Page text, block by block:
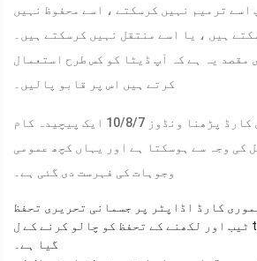
اسے ترمیم نہیں کرسکتے ، اسے محفوظ نہیں
ہیں ، یا اسے منتقل نہیں کرسکتے ہیں۔
مقصد یہ ہے کہ آپ ڈیٹا کو کس طرح استعمال
کرتے ہیں اس پر قابو پالیں۔
صرف میموری / ایسڈی کارڈ پڑھنا ونڈوز 10/8/7 ایک پیچیدہ کام
کی وجہ سے ہوسکتا ہے اور یہاں کچھ عمومی
وجوہات کی فہرست دی گئی ہے۔
کارڈ اڈاپٹر پر جسمانی تحریری تحفظ
ٹیب اور لکھنے کے تحفظ کو چالو کرنے کے ل to ٹیب کو لاک کردیا
گیا ہے۔